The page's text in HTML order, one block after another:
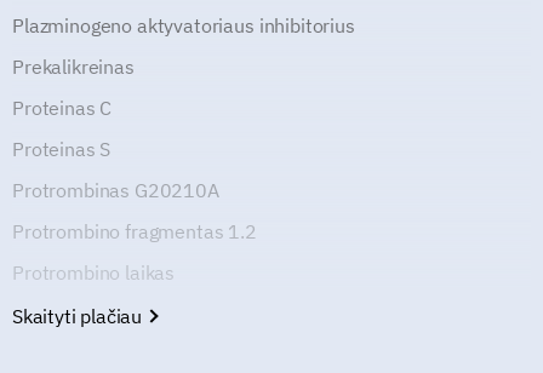
Plazminogeno aktyvatoriaus inhibitorius
Prekalikreinas
Proteinas C
Proteinas S
Protrombinas G20210A
Protrombino fragmentas 1.2
Protrombino laikas
Skaityti plačiau